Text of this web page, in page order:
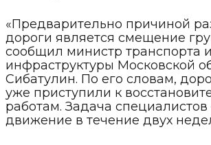
«Предварительно причиной
дороги является смещение
сообщил министр транспорта
инфраструктуры Московской
Сибатулин. По его словам,
уже приступили к
работам. Задача
движение в течение двух